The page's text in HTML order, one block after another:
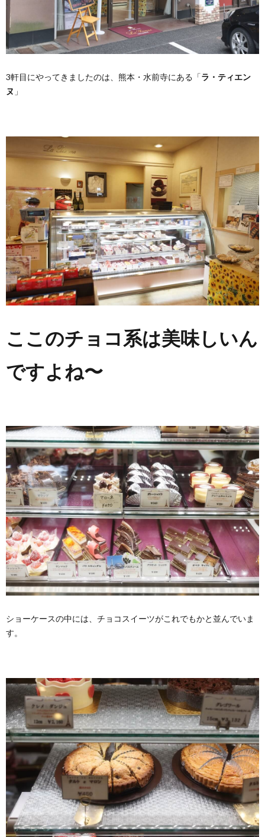
3軒目にやってきましたのは、熊本・水前寺にある「ラ・ティエン
ヌ 」
ここのチョコ系は美味しいん
ですよね〜
ショーケースの中には、チョコスイーツがこれでもかと並んでいま
す。